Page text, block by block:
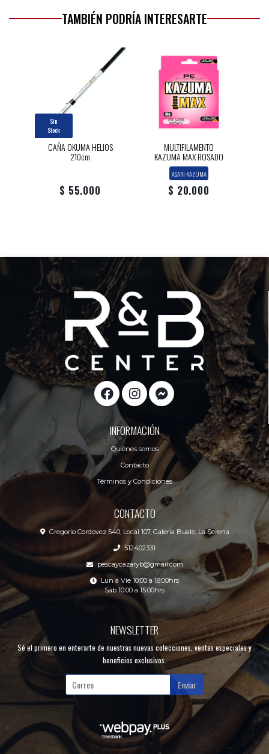
TAMBIÉN PODRÍA INTERESARTE
Sin
Stock
CAÑA OKUMA HELIOS
210cm
$ 55.000
MULTIFILAMENTO
KAZUMA MAX ROSADO
ASARI KAZUMA
$ 20.000
INFORMACIÓN
Quiénes somos
Contacto
Términos y Condiciones
CONTACTO
Gregorio Cordovez 540, Local 107, Galeria Buale, La Serena
512402331
pescaycazaryb@gmail.com
Lun a Vie 10:00 a 18:00hrs
Sáb 10:00 a 15:00hrs
NEWSLETTER
Sé el primero en enterarte de nuestras nuevas colecciones, ventas especiales y
beneficios exclusivos.
Enviar